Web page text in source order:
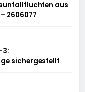
aus
2606077
3:
sichergestellt